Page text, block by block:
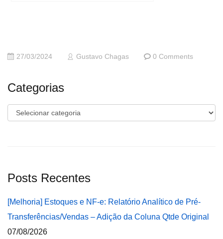
27/03/2024 Gustavo Chagas 0 Comments
Categorias
Categorias
Posts Recentes
[Melhoria] Estoques e NF-e: Relatório Analítico de Pré-
Transferências/Vendas – Adição da Coluna Qtde Original
07/08/2026